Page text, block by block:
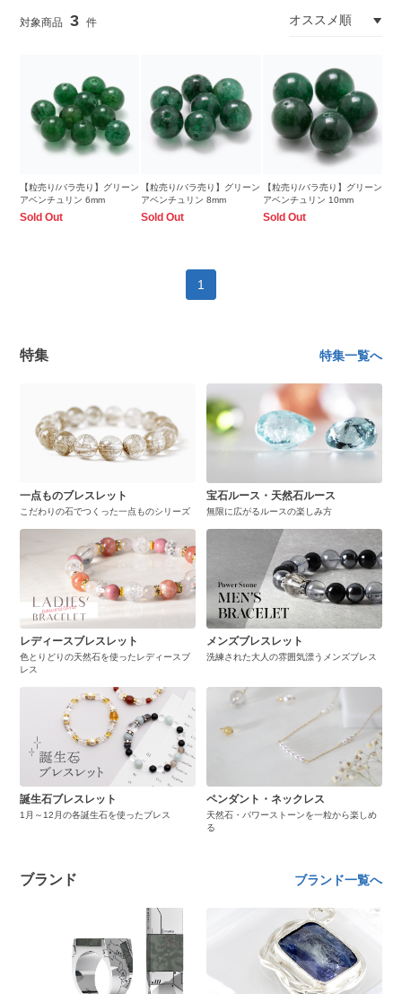
3
【粒売り/バラ売り】グリーン
アベンチュリン 6mm
Sold Out
【粒売り/バラ売り】グリーン
アベンチュリン 8mm
Sold Out
【粒売り/バラ売り】グリーン
アベンチュリン 10mm
Sold Out
1
特集 特集一覧へ
一点ものブレスレット
こだわりの石でつくった一点ものシリーズ
宝石ルース・天然石ルース
無限に広がるルースの楽しみ方
レディースブレスレット
色とりどりの天然石を使ったレディースブ
レス
メンズブレスレット
洗練された大人の雰囲気漂うメンズブレス
誕生石ブレスレット
1月～12月の各誕生石を使ったブレス
ペンダント・ネックレス
天然石・パワーストーンを一粒から楽しめ
る
ブランド ブランド一覧へ